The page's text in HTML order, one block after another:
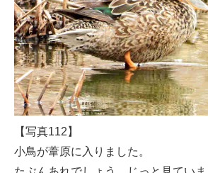
【写真112】
小鳥が葦原に入りました。